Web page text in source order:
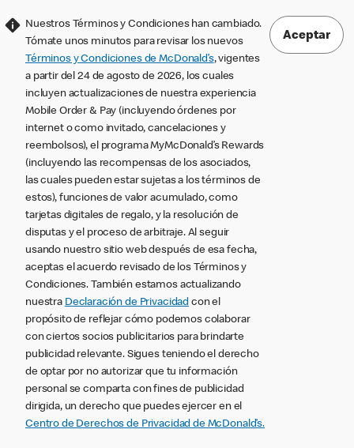
Nuestros Términos y Condiciones han cambiado.
Tómate unos minutos para revisar los nuevos
Términos y Condiciones de McDonald’s, vigentes
a partir del 24 de agosto de 2026, los cuales
incluyen actualizaciones de nuestra experiencia
Mobile Order & Pay (incluyendo órdenes por
internet o como invitado, cancelaciones y
reembolsos), el programa MyMcDonald’s Rewards
(incluyendo las recompensas de los asociados,
las cuales pueden estar sujetas a los términos de
estos), funciones de valor acumulado, como
tarjetas digitales de regalo, y la resolución de
disputas y el proceso de arbitraje. Al seguir
usando nuestro sitio web después de esa fecha,
aceptas el acuerdo revisado de los Términos y
Condiciones. También estamos actualizando
nuestra Declaración de Privacidad con el
propósito de reflejar cómo podemos colaborar
con ciertos socios publicitarios para brindarte
publicidad relevante. Sigues teniendo el derecho
de optar por no autorizar que tu información
personal se comparta con fines de publicidad
dirigida, un derecho que puedes ejercer en el
Centro de Derechos de Privacidad de McDonald’s.
Aceptar